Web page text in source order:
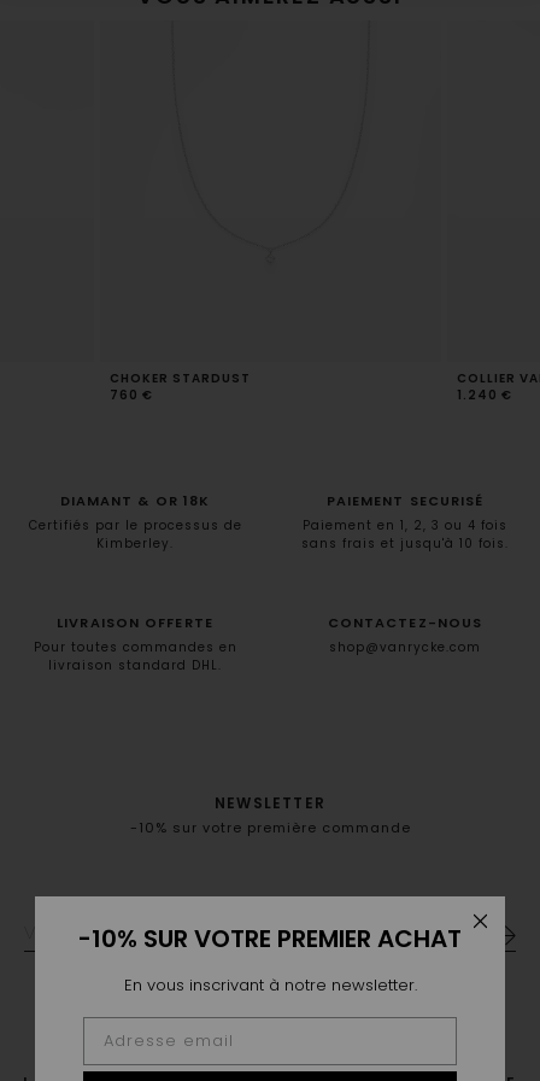
CHOKER STARDUST
760 €
COLLIER
1.240 €
DIAMANT & OR 18K
Certifiés par le processus de
Kimberley.
PAIEMENT SECURISÉ
Paiement en 1, 2, 3 ou 4 fois
sans frais et jusqu'à 10 fois.
LIVRAISON OFFERTE
Pour toutes commandes en
livraison standard DHL.
CONTACTEZ-NOUS
shop@vanrycke.com
NEWSLETTER
-10% sur votre première commande
-10% SUR VOTRE PREMIER ACHAT
En vous inscrivant à notre newsletter.